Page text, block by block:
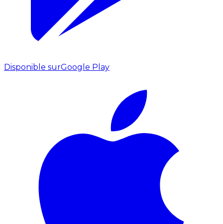
Disponible surGoogle Play